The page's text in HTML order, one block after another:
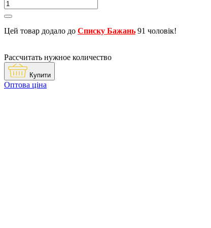
Цей товар додало до Списку Бажань 91 чоловік!
Рассчитать нужное количество
Купити
Оптова ціна